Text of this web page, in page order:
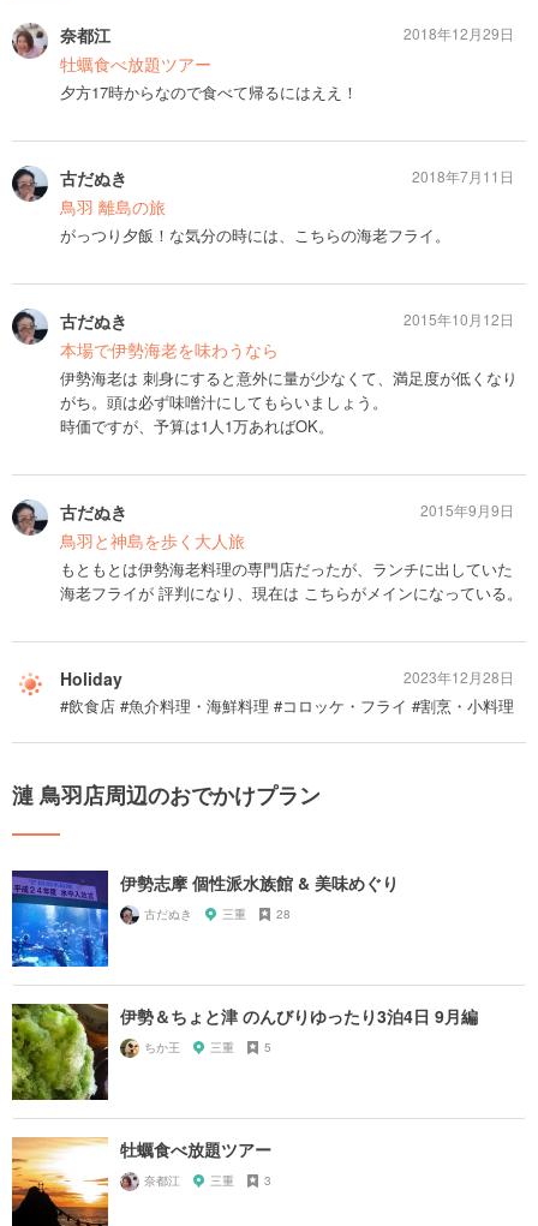
奈都江
牡蠣食べ放題ツアー
夕方17時からなので食べて帰るにはええ！
2018年12月29日
古だぬき
鳥羽 離島の旅
がっつり夕飯！な気分の時には、こちらの海老フライ。
2018年7月11日
古だぬき
本場で伊勢海老を味わうなら
伊勢海老は 刺身にすると意外に量が少なくて、満足度が低くなり
がち。頭は必ず味噌汁にしてもらいましょう。
時価ですが、予算は1人1万あればOK。
2015年10月12日
古だぬき
鳥羽と神島を歩く大人旅
もともとは伊勢海老料理の専門店だったが、ランチに出していた
海老フライが 評判になり、現在は こちらがメインになっている。
2015年9月9日
Holiday
#飲食店 #魚介料理・海鮮料理 #コロッケ・フライ #割烹・小料理
2023年12月28日
漣 鳥羽店周辺のおでかけプラン
伊勢志摩 個性派水族館 & 美味めぐり
古だぬき 三重 28
伊勢＆ちょと津 のんびりゆったり3泊4日 9月編
ちか王 三重 5
牡蠣食べ放題ツアー
奈都江 三重 3